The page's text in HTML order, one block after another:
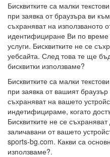
Бисквитките са малки
при заявка от браузъра ви
съхраняват на използваното
идентифициране Ви по
услуги. Бисквитките не се
уебсайта. След това те ще
бисквитки използваме?
Бисквитките са малки
при заявка от вашият
съхраняват на вашето
индетифицираме, когато
Бисквитките не се
заличавани от вашето
sports-bg.com. Какви са
използваме?.